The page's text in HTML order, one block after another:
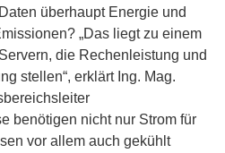
überhaupt Energie und
„Das liegt zu einem
die Rechenleistung und
stellen“, erklärt Ing. Mag.
benötigen nicht nur Strom für
vor allem auch gekühlt